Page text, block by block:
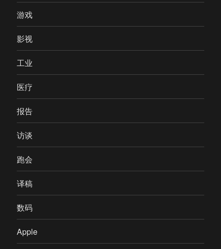
游戏
影视
工业
医疗
报告
访谈
跑会
译稿
数码
Apple